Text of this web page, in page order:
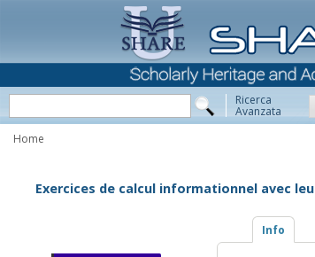
Ricerca
Avanzata
Home
Exercices de calcul informationnel avec
Info